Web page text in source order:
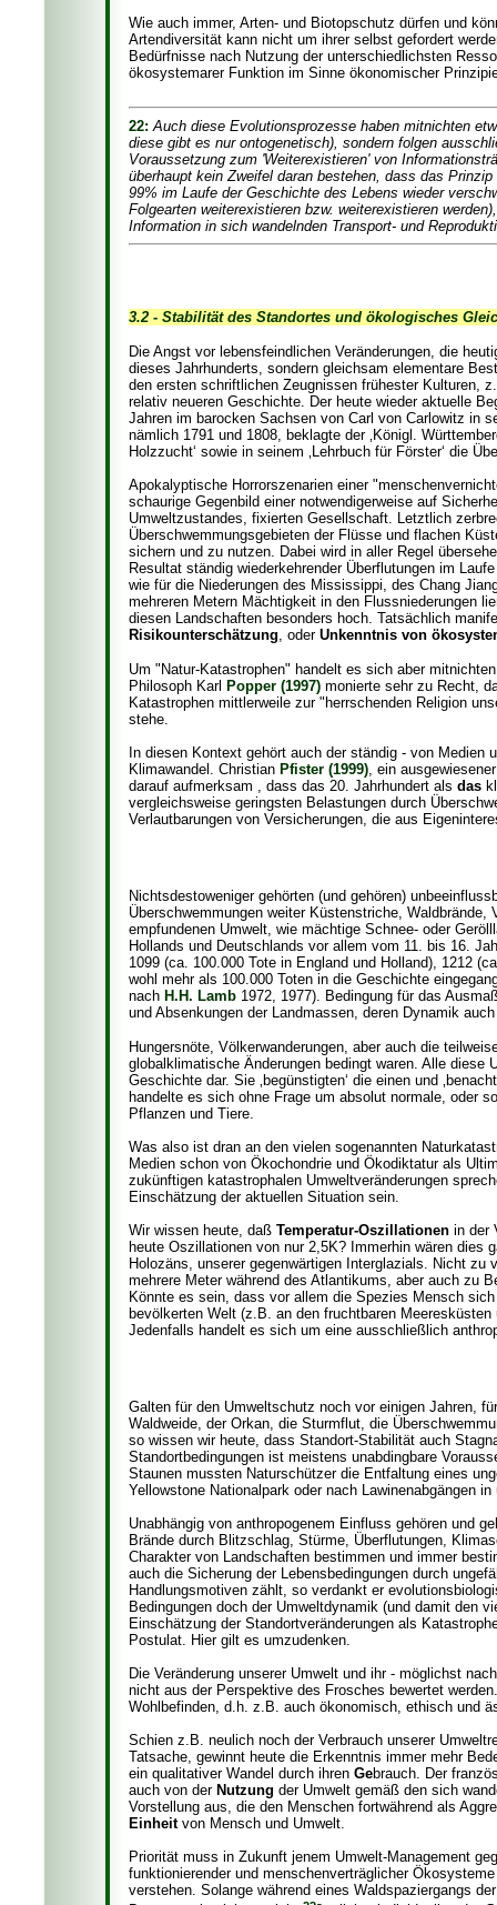
Wie auch immer, Arten- und Biotopschutz dürfen und
Artendiversität kann nicht um ihrer selbst gefordert
Bedürfnisse nach Nutzung der unterschiedlichsten
ökosystemarer Funktion im Sinne ökonomischer
22: Auch diese Evolutionsprozesse haben mitnichten
diese gibt es nur ontogenetisch), sondern folgen
Voraussetzung zum 'Weiterexistieren' von
überhaupt kein Zweifel daran bestehen, dass das
99% im Laufe der Geschichte des Lebens wieder
Folgearten weiterexistieren bzw. weiterexistieren
Information in sich wandelnden Transport- und
3.2 - Stabilität des Standortes und ökologisches
Die Angst vor lebensfeindlichen Veränderungen, die
dieses Jahrhunderts, sondern gleichsam elementare
den ersten schriftlichen Zeugnissen frühester Kulturen,
relativ neueren Geschichte. Der heute wieder aktuelle
Jahren im barocken Sachsen von Carl von Carlowitz in
nämlich 1791 und 1808, beklagte der ‚Königl.
Holzzucht‘ sowie in seinem ‚Lehrbuch für Förster‘ die
Apokalyptische Horrorszenarien einer
schaurige Gegenbild einer notwendigerweise auf
Umweltzustandes, fixierten Gesellschaft. Letztlich
Überschwemmungsgebieten der Flüsse und flachen
sichern und zu nutzen. Dabei wird in aller Regel
Resultat ständig wiederkehrender Überflutungen im
wie für die Niederungen des Mississippi, des Chang
mehreren Metern Mächtigkeit in den Flussniederungen
diesen Landschaften besonders hoch. Tatsächlich
Risikounterschätzung, oder Unkenntnis von
Um "Natur-Katastrophen" handelt es sich aber
Philosoph Karl Popper (1997) monierte sehr zu Recht,
Katastrophen mittlerweile zur "herrschenden Religion
stehe.
In diesen Kontext gehört auch der ständig - von Medien
Klimawandel. Christian Pfister (1999), ein
darauf aufmerksam , dass das 20. Jahrhundert als das
vergleichsweise geringsten Belastungen durch
Verlautbarungen von Versicherungen, die aus
Nichtsdestoweniger gehörten (und gehören)
Überschwemmungen weiter Küstenstriche,
empfundenen Umwelt, wie mächtige Schnee- oder
Hollands und Deutschlands vor allem vom 11. bis 16.
1099 (ca. 100.000 Tote in England und Holland), 1212
wohl mehr als 100.000 Toten in die Geschichte
nach H.H. Lamb 1972, 1977). Bedingung für das
und Absenkungen der Landmassen, deren Dynamik
Hungersnöte, Völkerwanderungen, aber auch die
globalklimatische Änderungen bedingt waren. Alle diese
Geschichte dar. Sie ‚begünstigten‘ die einen und
handelte es sich ohne Frage um absolut normale, oder
Pflanzen und Tiere.
Was also ist dran an den vielen sogenannten
Medien schon von Ökochondrie und Ökodiktatur als
zukünftigen katastrophalen Umweltveränderungen
Einschätzung der aktuellen Situation sein.
Wir wissen heute, daß Temperatur-Oszillationen in der
heute Oszillationen von nur 2,5K? Immerhin wären dies
Holozäns, unserer gegenwärtigen Interglazials. Nicht
mehrere Meter während des Atlantikums, aber auch zu
Könnte es sein, dass vor allem die Spezies Mensch
bevölkerten Welt (z.B. an den fruchtbaren
Jedenfalls handelt es sich um eine ausschließlich
Galten für den Umweltschutz noch vor einigen Jahren,
Waldweide, der Orkan, die Sturmflut, die
so wissen wir heute, dass Standort-Stabilität auch
Standortbedingungen ist meistens unabdingbare
Staunen mussten Naturschützer die Entfaltung eines
Yellowstone Nationalpark oder nach Lawinenabgängen
Unabhängig von anthropogenem Einfluss gehören und
Brände durch Blitzschlag, Stürme, Überflutungen,
Charakter von Landschaften bestimmen und immer
auch die Sicherung der Lebensbedingungen durch
Handlungsmotiven zählt, so verdankt er
Bedingungen doch der Umweltdynamik (und damit den
Einschätzung der Standortveränderungen als
Postulat. Hier gilt es umzudenken.
Die Veränderung unserer Umwelt und ihr - möglichst
nicht aus der Perspektive des Frosches bewertet
Wohlbefinden, d.h. z.B. auch ökonomisch, ethisch und
Schien z.B. neulich noch der Verbrauch unserer
Tatsache, gewinnt heute die Erkenntnis immer mehr
ein qualitativer Wandel durch ihren Gebrauch. Der
auch von der Nutzung der Umwelt gemäß den sich
Vorstellung aus, die den Menschen fortwährend als
Einheitvon Mensch und Umwelt.
Priorität muss in Zukunft jenem Umwelt-Management
funktionierender und menschenverträglicher
verstehen. Solange während eines Waldspaziergangs